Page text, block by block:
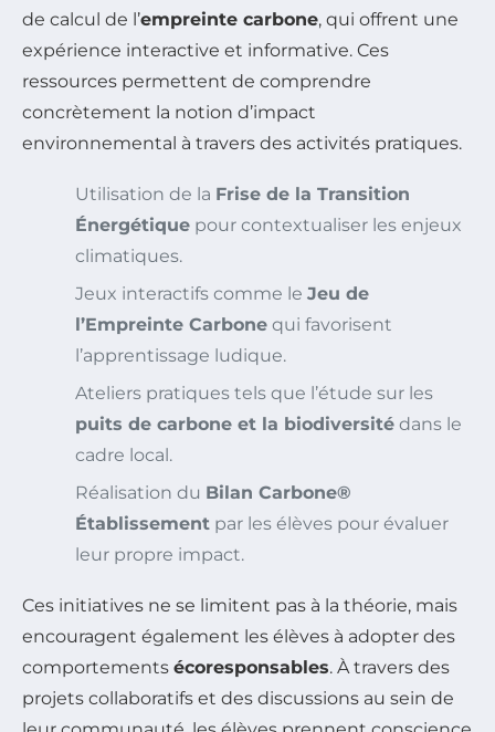
de calcul de l’empreinte carbone, qui offrent une
expérience interactive et informative. Ces
ressources permettent de comprendre
concrètement la notion d’impact
environnemental à travers des activités pratiques.
Utilisation de la Frise de la Transition
Énergétique pour contextualiser les enjeux
climatiques.
Jeux interactifs comme le Jeu de
l’Empreinte Carbone qui favorisent
l’apprentissage ludique.
Ateliers pratiques tels que l’étude sur les
puits de carbone et la biodiversité dans le
cadre local.
Réalisation du Bilan Carbone®
Établissement par les élèves pour évaluer
leur propre impact.
Ces initiatives ne se limitent pas à la théorie, mais
encouragent également les élèves à adopter des
comportements écoresponsables. À travers des
projets collaboratifs et des discussions au sein de